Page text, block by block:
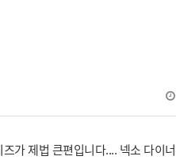
가 제법 큰편입니다.... 넥소 다이